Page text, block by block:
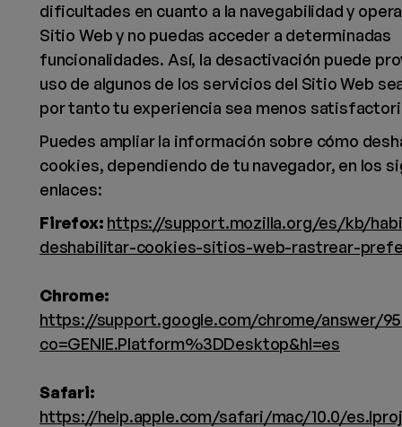
dificultades en cuanto a la navegabilidad y
Sitio Web y no puedas acceder a determinadas
funcionalidades. Así, la desactivación puede
uso de algunos de los servicios del Sitio Web
por tanto tu experiencia sea menos
Puedes ampliar la información sobre cómo
cookies, dependiendo de tu navegador, en los
enlaces:
Firefox: https://support.mozilla.org/es/kb/
deshabilitar-cookies-sitios-web-rastrear-
Chrome:
https://support.google.com/chrome/answer/
co=GENIE.Platform%3DDesktop&hl=es
Safari:
https://help.apple.com/safari/mac/10.0/